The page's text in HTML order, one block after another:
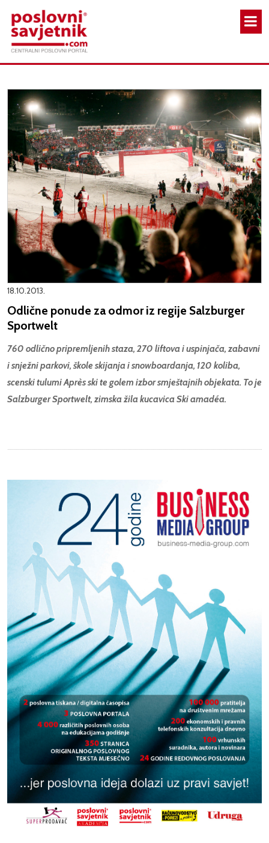
18.10.2013.
Odlične ponude za odmor iz regije Salzburger
Sportwelt
760 odlično pripremljenih staza, 270 liftova i uspinjača, zabavni
i snježni parkovi, škole skijanja i snowboardanja, 120 koliba,
scenski tulumi Après ski te golem izbor smještajnih objekata. To je
Salzburger Sportwelt, zimska žila kucavica Ski amadéa.